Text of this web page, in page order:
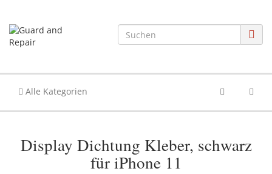
Alle Kategorien
Display Dichtung Kleber, schwarz
für iPhone 11